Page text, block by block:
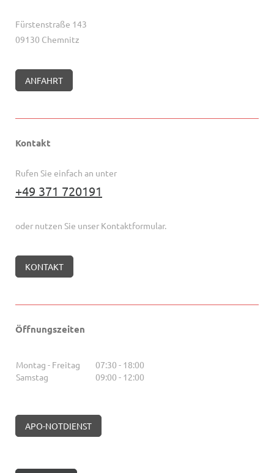
Fürstenstraße 143
09130 Chemnitz
ANFAHRT
Kontakt
Rufen Sie einfach an unter
+49 371 720191
oder nutzen Sie unser Kontaktformular.
KONTAKT
Öffnungszeiten
Montag - Freitag 07:30 - 18:00
Samstag
09:00 - 12:00
APO-NOTDIENST